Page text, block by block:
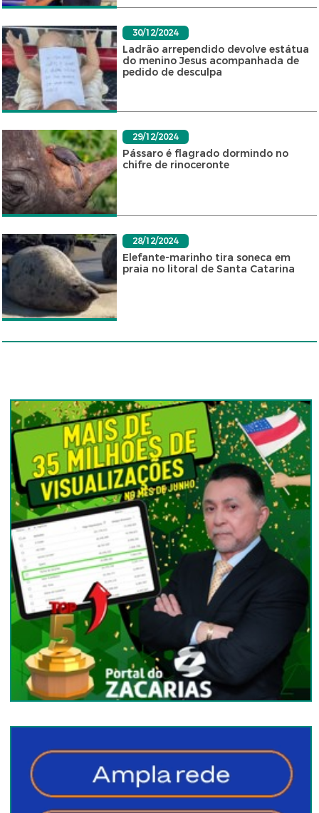
30/12/2024
Ladrão arrependido devolve estátua
do menino Jesus acompanhada de
pedido de desculpa
29/12/2024
Pássaro é flagrado dormindo no
chifre de rinoceronte
28/12/2024
Elefante-marinho tira soneca em
praia no litoral de Santa Catarina